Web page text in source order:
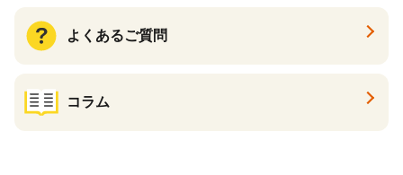
よくあるご質問
コラム